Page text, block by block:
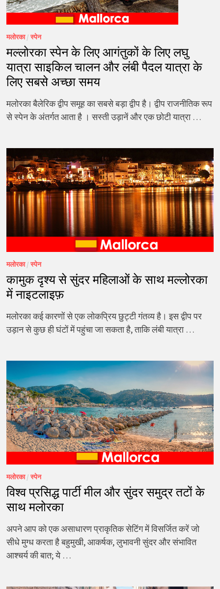
मलोरका/स्पेन
मल्लोरका स्पेन के लिए आगंतुकों के लिए लघु
यात्रा साइकिल चालन और लंबी पैदल यात्रा के
लिए सबसे अच्छा समय
मलोरका बैलेरिक द्वीप समूह का सबसे बड़ा द्वीप है। द्वीप राजनीतिक रूप
से स्पेन के अंतर्गत आता है । सस्ती उड़ानें और एक छोटी यात्रा …
मलोरका/स्पेन
कामुक दृश्य से सुंदर महिलाओं के साथ मल्लोरका
में नाइटलाइफ़
मलोरका कई कारणों से एक लोकप्रिय छुट्टी गंतव्य है। इस द्वीप पर
उड़ान से कुछ ही घंटों में पहुंचा जा सकता है, ताकि लंबी यात्रा …
मलोरका/स्पेन
विश्व प्रसिद्ध पार्टी मील और सुंदर समुद्र तटों के
साथ मलोरका
अपने आप को एक असाधारण प्राकृतिक सेटिंग में विसर्जित करें जो
सीधे मुग्ध करता है बहुमुखी, आकर्षक, लुभावनी सुंदर और संभावित
आश्चर्य की बात; ये …